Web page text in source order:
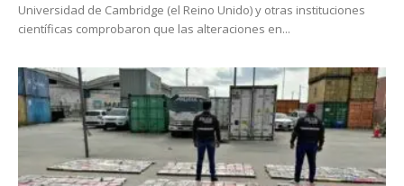
Universidad de Cambridge (el Reino Unido) y otras instituciones
científicas comprobaron que las alteraciones en...